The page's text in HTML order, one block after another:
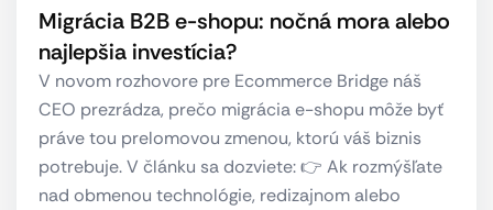
Migrácia B2B e-shopu: nočná mora alebo
najlepšia investícia?
V novom rozhovore pre Ecommerce Bridge náš
CEO prezrádza, prečo migrácia e-shopu môže byť
práve tou prelomovou zmenou, ktorú váš biznis
potrebuje. V článku sa dozviete: 👉 Ak rozmýšľate
nad obmenou technológie, redizajnom alebo